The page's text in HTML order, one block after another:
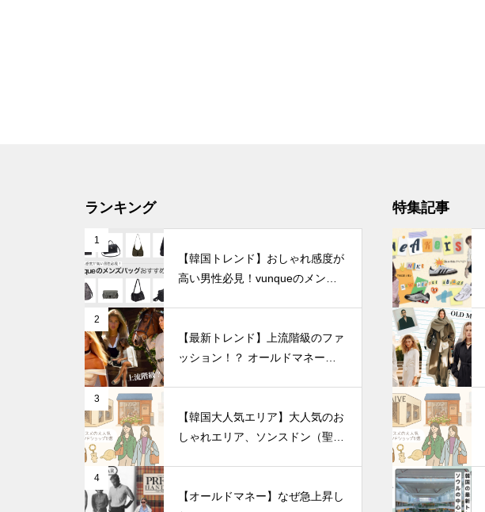
ランキング
1
【韓国トレンド】おしゃれ感度が
高い男性必見！vunqueのメンズ
2
【最新トレンド】上流階級のファ
ッション！？ オールドマネール
3
【韓国大人気エリア】大人気のお
しゃれエリア、ソンスドン（聖水
4
【オールドマネー】なぜ急上昇し
特集記事